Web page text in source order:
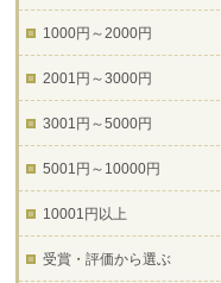
1000円～2000円
2001円～3000円
3001円～5000円
5001円～10000円
10001円以上
受賞・評価から選ぶ